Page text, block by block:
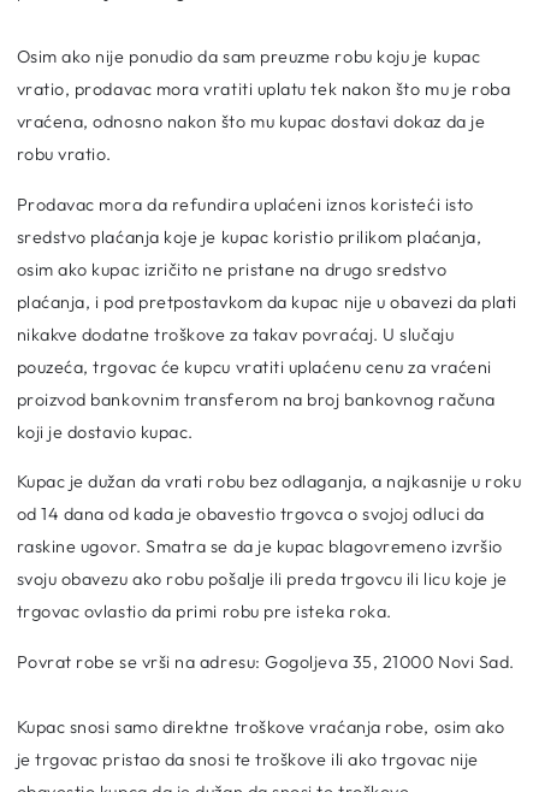
Osim ako nije ponudio da sam preuzme robu koju je kupac
vratio, prodavac mora vratiti uplatu tek nakon što mu je roba
vraćena, odnosno nakon što mu kupac dostavi dokaz da je
robu vratio.
Prodavac mora da refundira uplaćeni iznos koristeći isto
sredstvo plaćanja koje je kupac koristio prilikom plaćanja,
osim ako kupac izričito ne pristane na drugo sredstvo
plaćanja, i pod pretpostavkom da kupac nije u obavezi da plati
nikakve dodatne troškove za takav povraćaj. U slučaju
pouzeća, trgovac će kupcu vratiti uplaćenu cenu za vraćeni
proizvod bankovnim transferom na broj bankovnog računa
koji je dostavio kupac.
Kupac je dužan da vrati robu bez odlaganja, a najkasnije u roku
od 14 dana od kada je obavestio trgovca o svojoj odluci da
raskine ugovor. Smatra se da je kupac blagovremeno izvršio
svoju obavezu ako robu pošalje ili preda trgovcu ili licu koje je
trgovac ovlastio da primi robu pre isteka roka.
Povrat robe se vrši na adresu: Gogoljeva 35, 21000 Novi Sad.
Kupac snosi samo direktne troškove vraćanja robe, osim ako
je trgovac pristao da snosi te troškove ili ako trgovac nije